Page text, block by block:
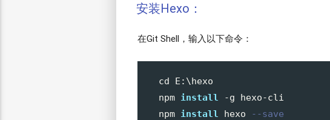
安装Hexo：
在Git Shell，输入以下命令：
cd E:\hexo
npm install -g hexo-cli
npm install hexo
--save